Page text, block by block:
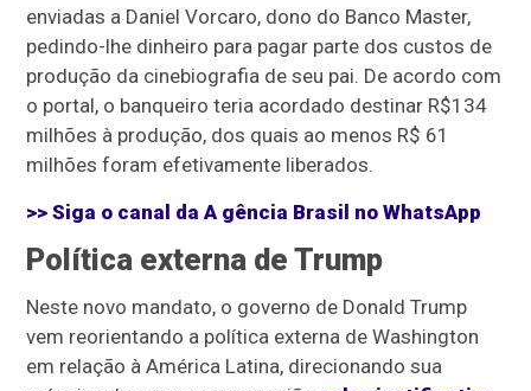
enviadas a Daniel Vorcaro, dono do Banco Master,
pedindo-lhe dinheiro para pagar parte dos custos de
produção da cinebiografia de seu pai. De acordo com
o portal, o banqueiro teria acordado destinar R$134
milhões à produção, dos quais ao menos R$ 61
milhões foram efetivamente liberados.
>> Siga o canal da A gência Brasil no WhatsApp
Política externa de Trump
Neste novo mandato, o governo de Donald Trump
vem reorientando a política externa de Washington
em relação à América Latina, direcionando sua